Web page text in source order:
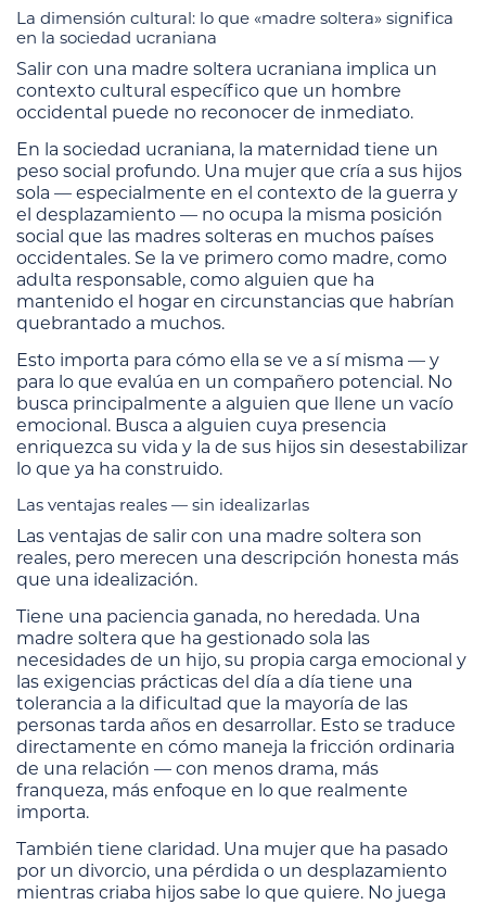
La dimensión cultural: lo que «madre soltera» significa
en la sociedad ucraniana
Salir con una madre soltera ucraniana implica un
contexto cultural específico que un hombre
occidental puede no reconocer de inmediato.
En la sociedad ucraniana, la maternidad tiene un
peso social profundo. Una mujer que cría a sus hijos
sola — especialmente en el contexto de la guerra y
el desplazamiento — no ocupa la misma posición
social que las madres solteras en muchos países
occidentales. Se la ve primero como madre, como
adulta responsable, como alguien que ha
mantenido el hogar en circunstancias que habrían
quebrantado a muchos.
Esto importa para cómo ella se ve a sí misma — y
para lo que evalúa en un compañero potencial. No
busca principalmente a alguien que llene un vacío
emocional. Busca a alguien cuya presencia
enriquezca su vida y la de sus hijos sin desestabilizar
lo que ya ha construido.
Las ventajas reales — sin idealizarlas
Las ventajas de salir con una madre soltera son
reales, pero merecen una descripción honesta más
que una idealización.
Tiene una paciencia ganada, no heredada. Una
madre soltera que ha gestionado sola las
necesidades de un hijo, su propia carga emocional y
las exigencias prácticas del día a día tiene una
tolerancia a la dificultad que la mayoría de las
personas tarda años en desarrollar. Esto se traduce
directamente en cómo maneja la fricción ordinaria
de una relación — con menos drama, más
franqueza, más enfoque en lo que realmente
importa.
También tiene claridad. Una mujer que ha pasado
por un divorcio, una pérdida o un desplazamiento
mientras criaba hijos sabe lo que quiere. No juega